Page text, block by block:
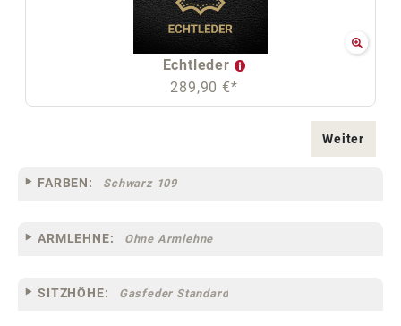
Echtleder
289,90 €*
Weiter
FARBEN: Schwarz 109
ARMLEHNE: Ohne Armlehne
SITZHÖHE: Gasfeder Standard